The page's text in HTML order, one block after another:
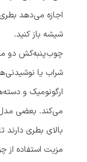
اجازه می‌دهد
شیشه باز کنید.
چوب‌پنبه‌کش دو
شراب یا
ارگونومیک و
می‌کند. بعضی
بالای بطری
مزیت استفاده